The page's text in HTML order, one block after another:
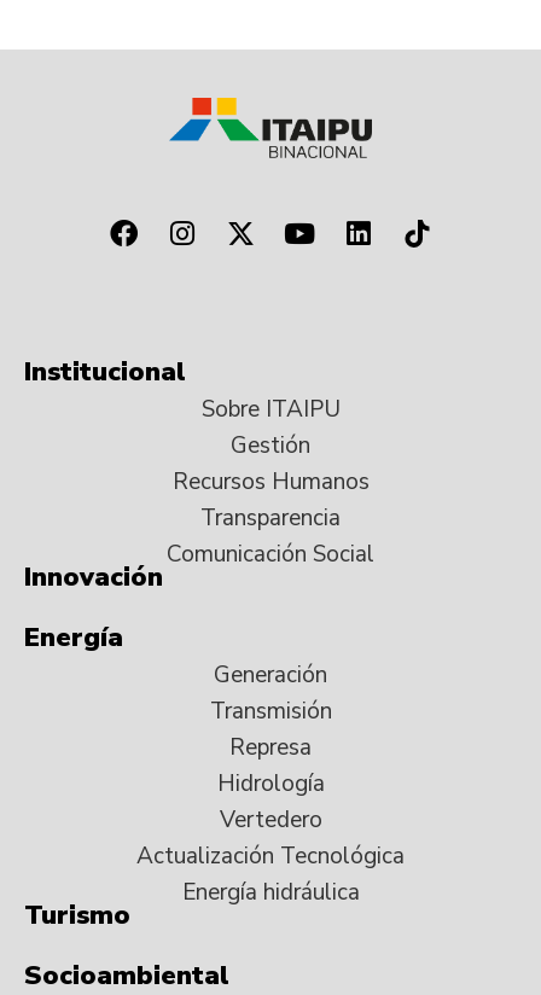
Institucional
Sobre ITAIPU
Gestión
Recursos Humanos
Transparencia
Comunicación Social
Innovación
Energía
Generación
Transmisión
Represa
Hidrología
Vertedero
Actualización Tecnológica
Energía hidráulica
Turismo
Socioambiental